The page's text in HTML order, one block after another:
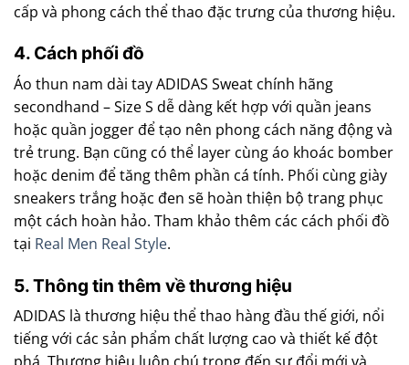
cấp và phong cách thể thao đặc trưng của thương hiệu.
4. Cách phối đồ
Áo thun nam dài tay ADIDAS Sweat chính hãng
secondhand – Size S dễ dàng kết hợp với quần jeans
hoặc quần jogger để tạo nên phong cách năng động và
trẻ trung. Bạn cũng có thể layer cùng áo khoác bomber
hoặc denim để tăng thêm phần cá tính. Phối cùng giày
sneakers trắng hoặc đen sẽ hoàn thiện bộ trang phục
một cách hoàn hảo. Tham khảo thêm các cách phối đồ
tại Real Men Real Style.
5. Thông tin thêm về thương hiệu
ADIDAS là thương hiệu thể thao hàng đầu thế giới, nổi
tiếng với các sản phẩm chất lượng cao và thiết kế đột